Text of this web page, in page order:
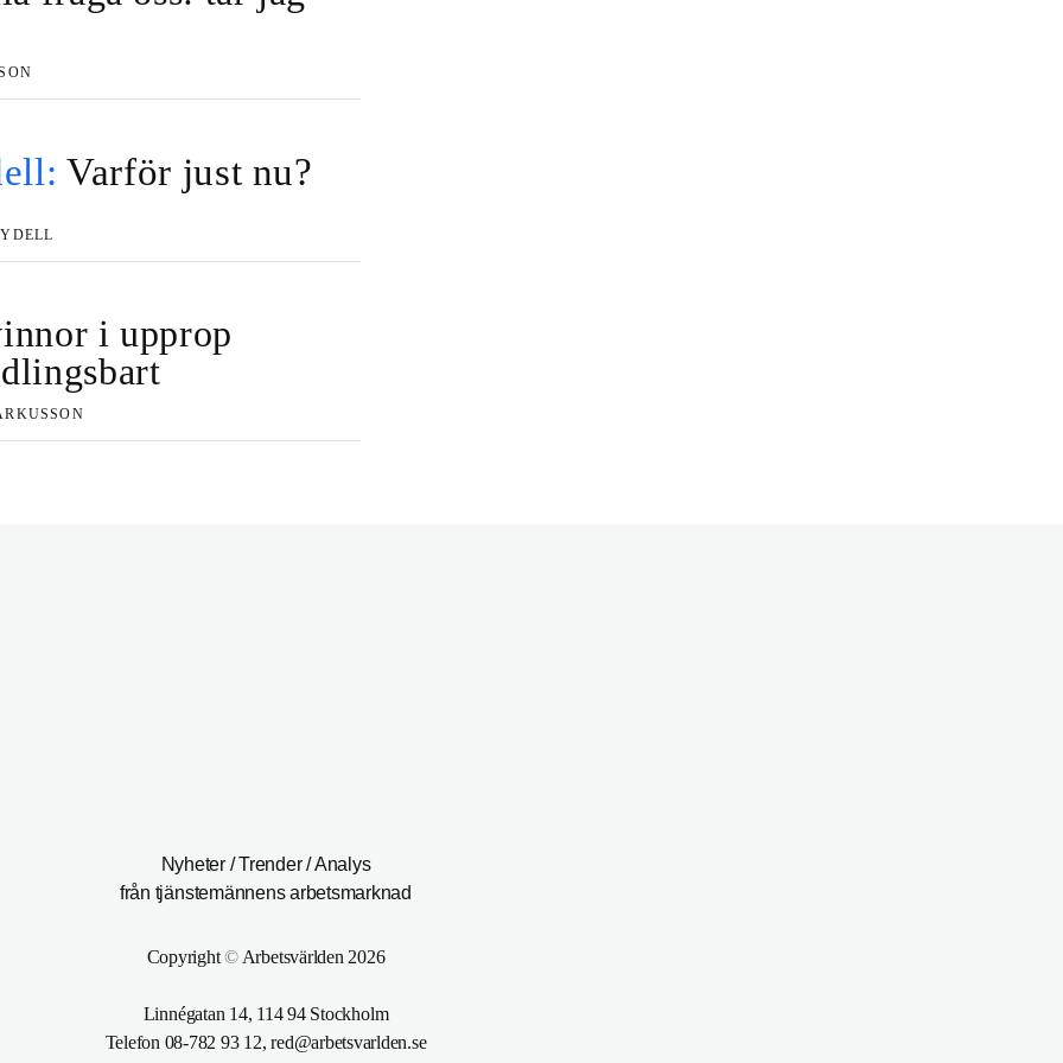
Varför just nu?
i upprop
Nyheter / Trender / Analys
från tjänstemännens arbetsmarknad
Copyright©Arbetsvärlden 2026
Linnégatan 14, 114 94 Stockholm
Telefon 08-782 93 12, red@arbetsvarlden.se